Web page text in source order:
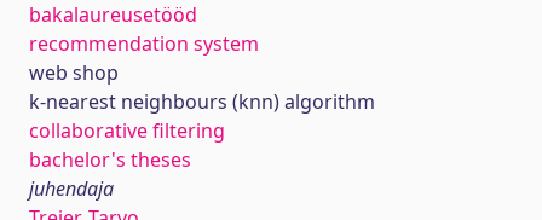
bakalaureusetööd
recommendation system
web shop
k-nearest neighbours (knn) algorithm
collaborative filtering
bachelor's theses
juhendaja